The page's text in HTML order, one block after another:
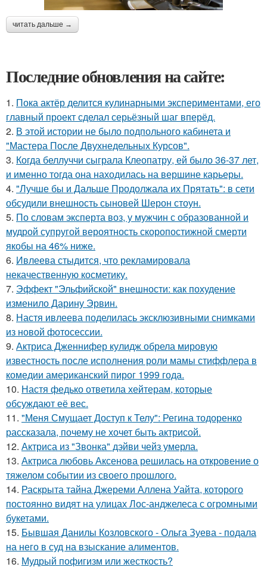
читать дальше →
Последние обновления на сайте:
1. Пока актёр делится кулинарными экспериментами, его
главный проект сделал серьёзный шаг вперёд.
2. В этой истории не было подпольного кабинета и
"Мастера После Двухнедельных Курсов".
3. Когда беллуччи сыграла Клеопатру, ей было 36-37 лет,
и именно тогда она находилась на вершине карьеры.
4. "Лучше бы и Дальше Продолжала их Прятать": в сети
обсудили внешность сыновей Шерон стоун.
5. По словам эксперта воз, у мужчин с образованной и
мудрой супругой вероятность скоропостижной смерти
якобы на 46% ниже.
6. Ивлеева стыдится, что рекламировала
некачественную косметику.
7. Эффект "Эльфийской" внешности: как похудение
изменило Дарину Эрвин.
8. Настя ивлеева поделилась эксклюзивными снимками
из новой фотосессии.
9. Актриса Дженнифер кулидж обрела мировую
известность после исполнения роли мамы стиффлера в
комедии американский пирог 1999 года.
10. Настя федько ответила хейтерам, которые
обсуждают её вес.
11. "Меня Смущает Доступ к Телу": Регина тодоренко
рассказала, почему не хочет быть актрисой.
12. Актриса из "Звонка" дэйви чейз умерла.
13. Актриса любовь Аксенова решилась на откровение о
тяжелом событии из своего прошлого.
14. Раскрыта тайна Джереми Аллена Уайта, которого
постоянно видят на улицах Лос-анджелеса с огромными
букетами.
15. Бывшая Данилы Козловского - Ольга Зуева - подала
на него в суд на взыскание алиментов.
16. Мудрый пофигизм или жесткость?